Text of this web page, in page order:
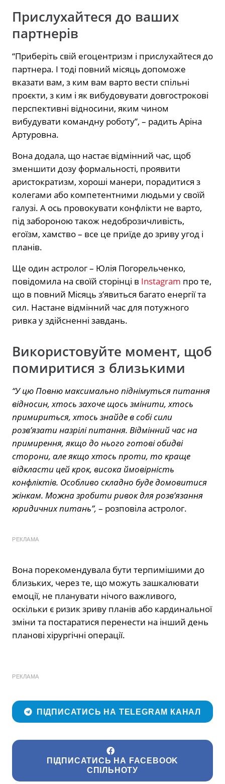
Прислухайтеся до ваших
партнерів
“Приберіть свій егоцентризм і прислухайтеся до
партнера. І тоді повний місяць допоможе
вказати вам, з ким вам варто вести спільні
проєкти, з ким і як вибудовувати довгострокові
перспективні відносини, яким чином
вибудувати командну роботу”, – радить Аріна
Артуровна.
Вона додала, що настає відмінний час, щоб
зменшити дозу формальності, проявити
аристократизм, хороші манери, порадитися з
колегами або компетентними людьми у своїй
галузі. А ось провокувати конфлікти не варто,
під забороною також недоброзичливість,
егоїзм, хамство – все це приїде до зриву угод і
планів.
Ще один астролог – Юлія Погорельченко,
повідомила на своїй сторінці в Instagram про те,
що в повний Місяць з’явиться багато енергії та
сил. Настане відмінний час для потужного
ривка у здійсненні завдань.
Використовуйте момент, щоб
помиритися з близькими
“У цю Повню максимально піднімуться питання
відносин, хтось захоче щось змінити, хтось
примириться, хтось знайде в собі сили
розв’язати назрілі питання. Відмінний час на
примирення, якщо до нього готові обидві
сторони, але якщо хтось проти, то краще
відкласти цей крок, висока ймовірність
конфліктів. Особливо складно буде домовитися
жінкам. Можна зробити ривок для розв’язання
юридичних питань”, – розповіла астролог.
РЕКЛАМА
Вона порекомендувала бути терпимішими до
близьких, через те, що можуть зашкалювати
емоції, не планувати нічого важливого,
оскільки є ризик зриву планів або кардинальної
зміни та постаратися перенести на інший день
планові хірургічні операції.
РЕКЛАМА
ПІДПИСАТИСЬ НА TELEGRAM КАНАЛ
ПІДПИСАТИСЬ НА FACEBOOK
СПІЛЬНОТУ